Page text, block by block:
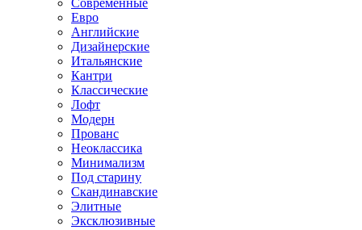
Современные
Евро
Английские
Дизайнерские
Итальянские
Кантри
Классические
Лофт
Модерн
Прованс
Неоклассика
Минимализм
Под старину
Скандинавские
Элитные
Эксклюзивные